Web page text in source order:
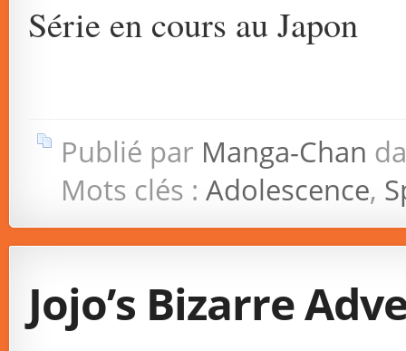
Série en cours au Japon
Publié par Manga-Chan
Mots clés : Adolescence,
Jojo’s Bizarre